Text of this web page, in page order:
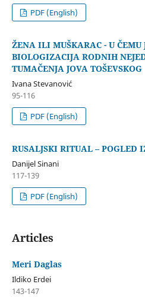
PDF (English)
ŽENA ILI MUŠKARAC - U ČEMU
BIOLOGIZACIJA RODNIH
TUMAČENJA JOVA TOŠEVSKOG
Ivana Stevanović
95-116
PDF (English)
RUSALJSKI RITUAL – POGLED
Danijel Sinani
117-139
PDF (English)
Articles
Meri Daglas
Ildiko Erdei
143-147